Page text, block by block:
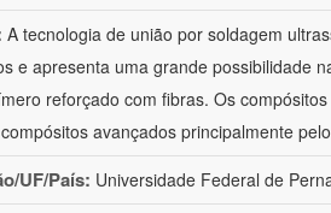
A tecnologia de união por soldagem
e apresenta uma grande possibilidade
reforçado com fibras. Os
avançados principalmente
UF/País: Universidade Federal de